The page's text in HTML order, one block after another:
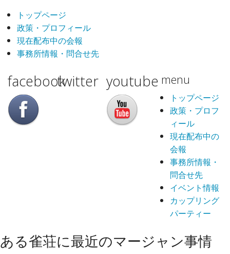
トップページ
政策・プロフィール
現在配布中の会報
事務所情報・問合せ先
facebooktwitter youtube menu
トップページ
政策・プロフ
ィール
現在配布中の
会報
事務所情報・
問合せ先
イベント情報
カップリング
パーティー
ある雀荘に最近のマージャン事情